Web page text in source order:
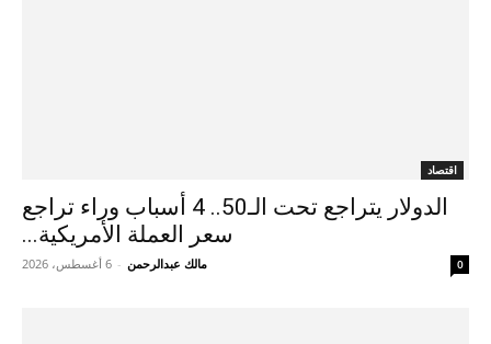
اقتصاد
الدولار يتراجع تحت الـ50.. 4 أسباب وراء تراجع
سعر العملة الأمريكية...
مالك عبدالرحمن - 6 أغسطس، 2026 0